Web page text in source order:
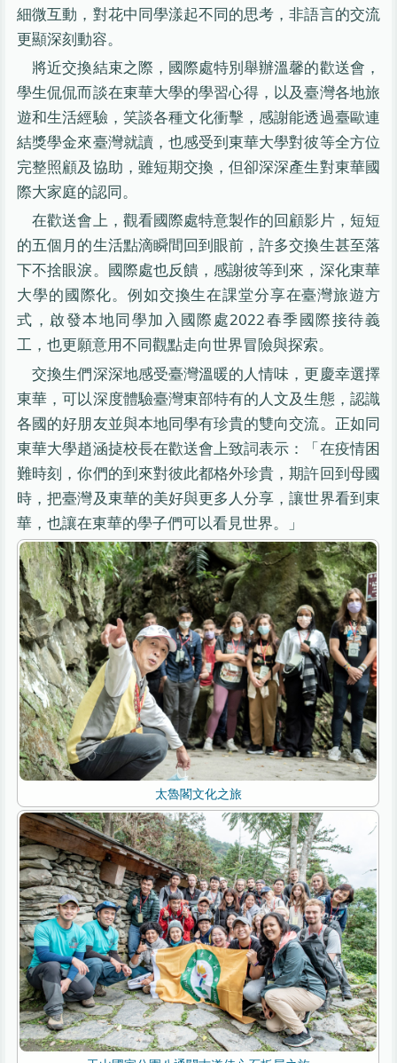
細微互動，對花中同學漾起不同的思考，非語言的交流
更顯深刻動容。
將近交換結束之際，國際處特別舉辦溫馨的歡送會，
學生侃侃而談在東華大學的學習心得，以及臺灣各地旅
遊和生活經驗，笑談各種文化衝擊，感謝能透過臺歐連
結獎學金來臺灣就讀，也感受到東華大學對彼等全方位
完整照顧及協助，雖短期交換，但卻深深產生對東華國
際大家庭的認同。
在歡送會上，觀看國際處特意製作的回顧影片，短短
的五個月的生活點滴瞬間回到眼前，許多交換生甚至落
下不捨眼淚。國際處也反饋，感謝彼等到來，深化東華
大學的國際化。例如交換生在課堂分享在臺灣旅遊方
式，啟發本地同學加入國際處2022春季國際接待義
工，也更願意用不同觀點走向世界冒險與探索。
交換生們深深地感受臺灣溫暖的人情味，更慶幸選擇
東華，可以深度體驗臺灣東部特有的人文及生態，認識
各國的好朋友並與本地同學有珍貴的雙向交流。正如同
東華大學趙涵㨗校長在歡送會上致詞表示：「在疫情困
難時刻，你們的到來對彼此都格外珍貴，期許回到母國
時，把臺灣及東華的美好與更多人分享，讓世界看到東
華，也讓在東華的學子們可以看見世界。」
太魯閣文化之旅